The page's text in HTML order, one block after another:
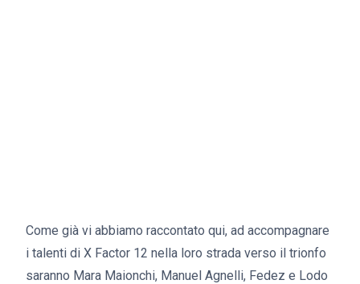
Come già vi abbiamo raccontato qui, ad accompagnare
i talenti di X Factor 12 nella loro strada verso il trionfo
saranno Mara Maionchi, Manuel Agnelli, Fedez e Lodo